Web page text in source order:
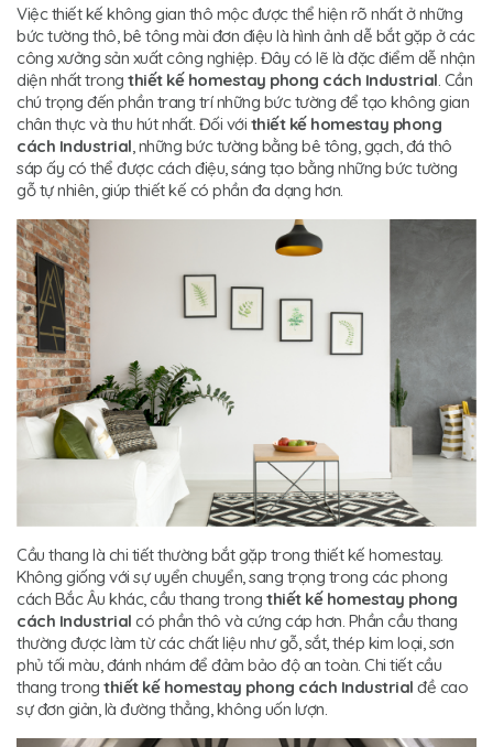
Việc thiết kế không gian thô mộc được thể hiện rõ nhất ở những
bức tường thô, bê tông mài đơn điệu là hình ảnh dễ bắt gặp ở các
công xưởng sản xuất công nghiệp. Đây có lẽ là đặc điểm dễ nhận
diện nhất trong thiết kế homestay phong cách Industrial. Cần
chú trọng đến phần trang trí những bức tường để tạo không gian
chân thực và thu hút nhất. Đối với thiết kế homestay phong
cách Industrial, những bức tường bằng bê tông, gạch, đá thô
sáp ấy có thể được cách điệu, sáng tạo bằng những bức tường
gỗ tự nhiên, giúp thiết kế có phần đa dạng hơn.
Cầu thang là chi tiết thường bắt gặp trong thiết kế homestay.
Không giống với sự uyển chuyển, sang trọng trong các phong
cách Bắc Âu khác, cầu thang trong thiết kế homestay phong
cách Industrial có phần thô và cứng cáp hơn. Phần cầu thang
thường được làm từ các chất liệu như gỗ, sắt, thép kim loại, sơn
phủ tối màu, đánh nhám để đảm bảo độ an toàn. Chi tiết cầu
thang trong thiết kế homestay phong cách Industrial đề cao
sự đơn giản, là đường thẳng, không uốn lượn.